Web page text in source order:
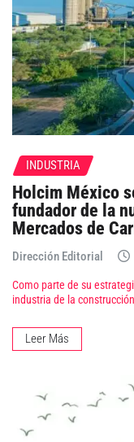
INDUSTRIA
Holcim México
fundador de la
Mercados de
Dirección Editorial
Como parte de su
industria de la
Leer Más